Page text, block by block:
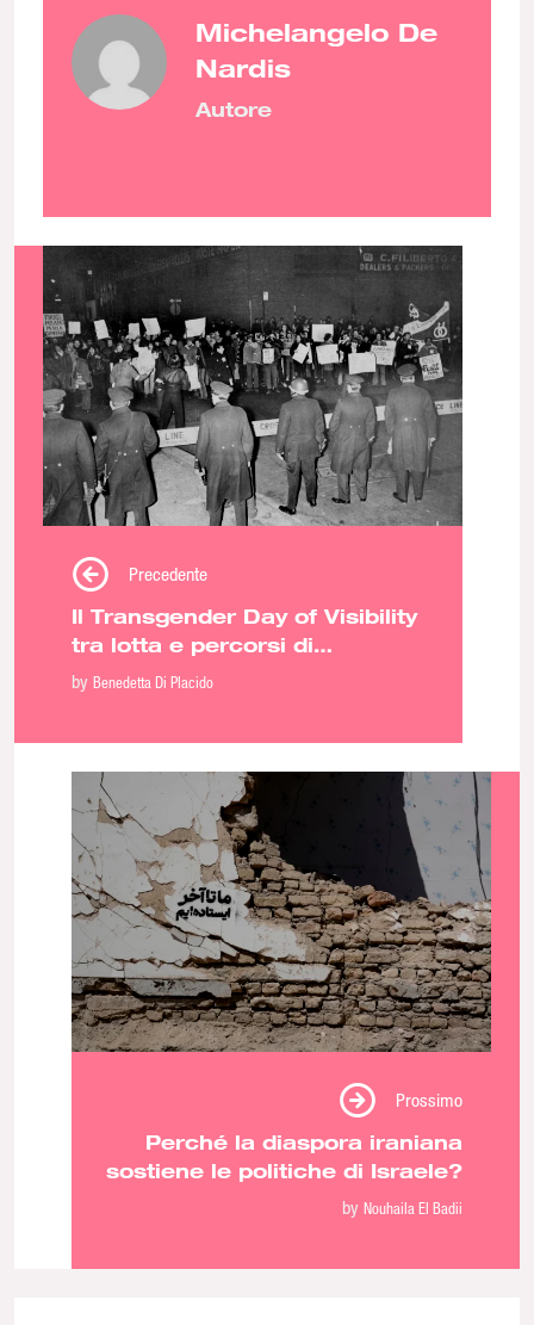
Michelangelo De
Nardis
Autore
Precedente
Il Transgender Day of Visibility
tra lotta e percorsi di
affermazione di genere
by Benedetta Di Placido
Prossimo
Perché la diaspora iraniana
sostiene le politiche di Israele?
by Nouhaila El Badii